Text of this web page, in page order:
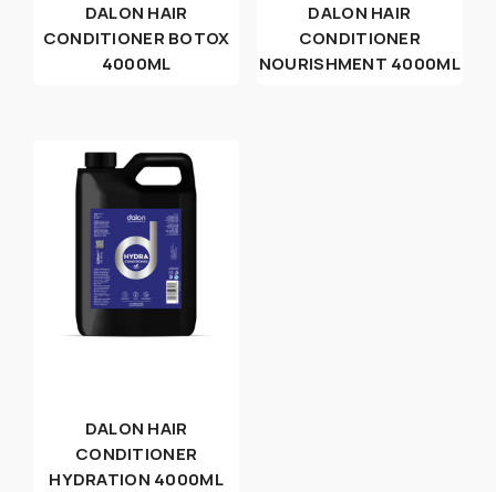
DALON HAIR
CONDITIONER BOTOX
4000ML
DALON HAIR
CONDITIONER
NOURISHMENT 4000ML
DALON HAIR
CONDITIONER
HYDRATION 4000ML